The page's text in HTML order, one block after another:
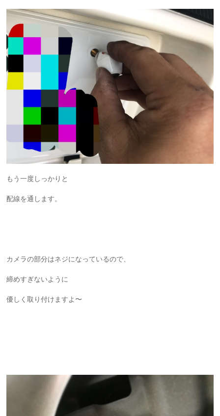
もう一度しっかりと
配線を通します。
カメラの部分はネジになっているので、
締めすぎないように
優しく取り付けますよ〜